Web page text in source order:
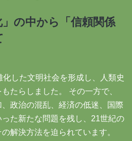
」の中から「信頼関係
した文明社会を形成し、人類史
たらしました。 その一方で、
政治の混乱、経済の低迷、国際
た新たな問題を残し、21世紀の
解決方法を迫られています。